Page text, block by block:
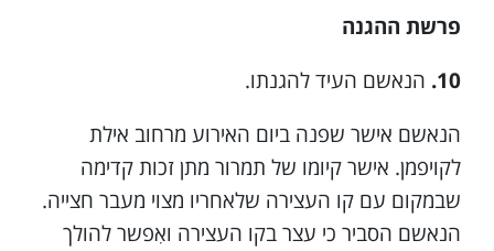
פרשת ההגנה
10. הנאשם העיד להגנתו.
הנאשם אישר שפנה ביום האירוע מרחוב אילת
לקויפמן. אישר קיומו של תמרור מתן זכות קדימה
שבמקום עם קו העצירה שלאחריו מצוי מעבר חצייה.
הנאשם הסביר כי עצר בקו העצירה ואִפשר להולך